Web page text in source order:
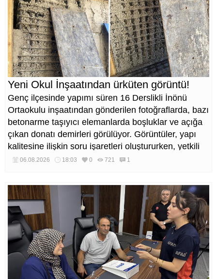
Yeni Okul İnşaatından ürküten görüntü!
Genç ilçesinde yapımı süren 16 Derslikli İnönü
Ortaokulu inşaatından gönderilen fotoğraflarda, bazı
betonarme taşıyıcı elemanlarda boşluklar ve açığa
çıkan donatı demirleri görülüyor. Görüntüler, yapı
kalitesine ilişkin soru işaretleri oluştururken, yetkili
kurumların teknik inceleme yapması çağrısı yapıldı.
06.08.2026 18:03 0 721 1